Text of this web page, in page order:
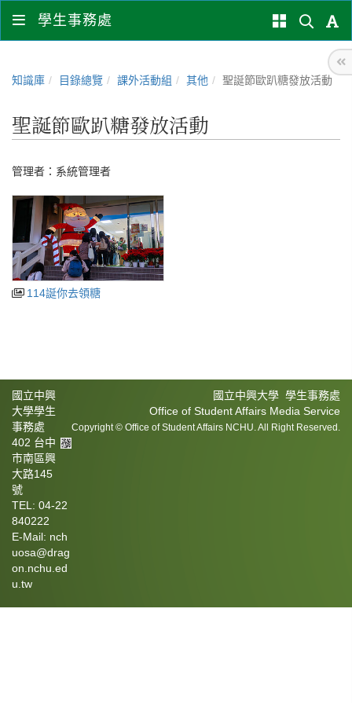
學生事務處
知識庫 目錄總覽 課外活動組 其他 聖誕節歐趴糖發放活動
聖誕節歐趴糖發放活動
管理者： 系統管理者
114誕你去領糖
國立中興大學 學生事務處
Office of Student Affairs Media Service
Copyright © Office of Student Affairs NCHU. All Right Reserved.
國立中興
大學學生
事務處
402 台中
市南區興
大路145
號
TEL: 04-22
840222
E-Mail: nch
uosa@drag
on.nchu.ed
u.tw